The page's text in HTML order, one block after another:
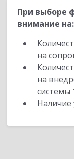
При выборе
внимание на:
на
на
системы
Наличие